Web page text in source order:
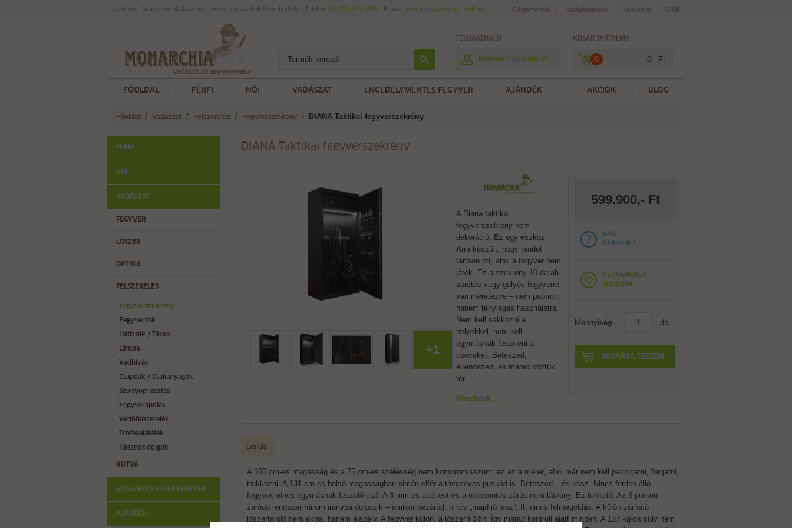
Cégismertető Szolgáltatások Kapcsolat GYIK
Üzletünk: Monarchia Vadászbolt - online vadászbolt Szombathely Telefon: 06 (70) 315-1314 E-mail: monarchia@vadasz.bolt.hu
FELHASZNÁLÓ
Belépés / regisztráció
KOSÁR TARTALMA
0 0,- Ft
BLOG
AKCIÓK
FŐOLDAL FÉRFI NŐI VADÁSZAT ENGEDÉLYMENTES FEGYVER AJÁNDÉK
Főoldal / Vadászat / Felszerelés / Fegyverszekrény / DIANA Taktikai fegyverszekrény
FÉRFI
NŐI
VADÁSZAT
FEGYVER
LŐSZER
OPTIKA
FELSZERELÉS
Fegyverszekrény
Fegyvertok
Hátizsák / Táska
Lámpa
Vadhívás
Csapdák / Csalianyagok
Szúnyogriasztás
Fegyverápolás
Védőfelszerelés
Trófeaalátétek
Hasznos dolgok
KUTYA
ENGEDÉLYMENTES FEGYVER
AJÁNDÉK
DIANA Taktikai fegyverszekrény
+1
A Diana taktikai
fegyverszekrény nem
dekoráció. Ez egy eszköz.
Arra készült, hogy rendet
tartson ott, ahol a fegyver nem
játék. Ez a szekrény 10 darab
sörétes vagy golyós fegyverre
van méretezve – nem papíron,
hanem tényleges használatra.
Nem kell sakkozni a
helyekkel, nem kell
egymásnak feszíteni a
csöveket. Beteszed,
elrendezed, és marad köztük
tér.
Részletek ...
599.900,- Ft
VAN
KÉRDÉSE?
KEDVENCNEK
JELÖLÖM
Mennyiség: db
KOSÁRBA TESZEM
Leírás
A 160 cm-es magasság és a 75 cm-es szélesség nem kompromisszum: ez az a méret, ahol már nem kell pakolgatni, forgatni,
trükközni. A 131 cm-es belső magasságban simán elfér a távcsöves puskád is. Beteszed – és kész. Nincs ferdén álló
fegyver, nincs egymásnak feszülő cső. A 3 mm-es acéltest és a többpontos zárás nem látvány. Ez funkció. Az 5 ponton
záródó rendszer három irányba dolgozik – amikor bezárod, nincs „majd jó lesz”. Itt nincs félmegoldás. A külön zárható
lőszertároló nem extra, hanem alapelv. A fegyver külön, a lőszer külön. Így marad kontroll alatt minden. A 137 kg-os súly nem